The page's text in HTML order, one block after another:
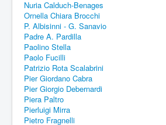
Nuria Calduch-Benages
Ornella Chiara Brocchi
P. Albisinni - G. Sanavio
Padre A. Pardilla
Paolino Stella
Paolo Fucilli
Patrizio Rota Scalabrini
Pier Giordano Cabra
Pier Giorgio Debernardi
Piera Paltro
Pierluigi Mirra
Pietro Fragnelli